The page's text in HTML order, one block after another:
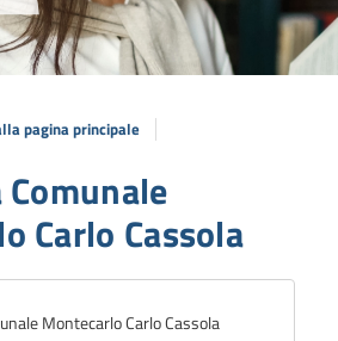
pagina principale
Carlo Cassola